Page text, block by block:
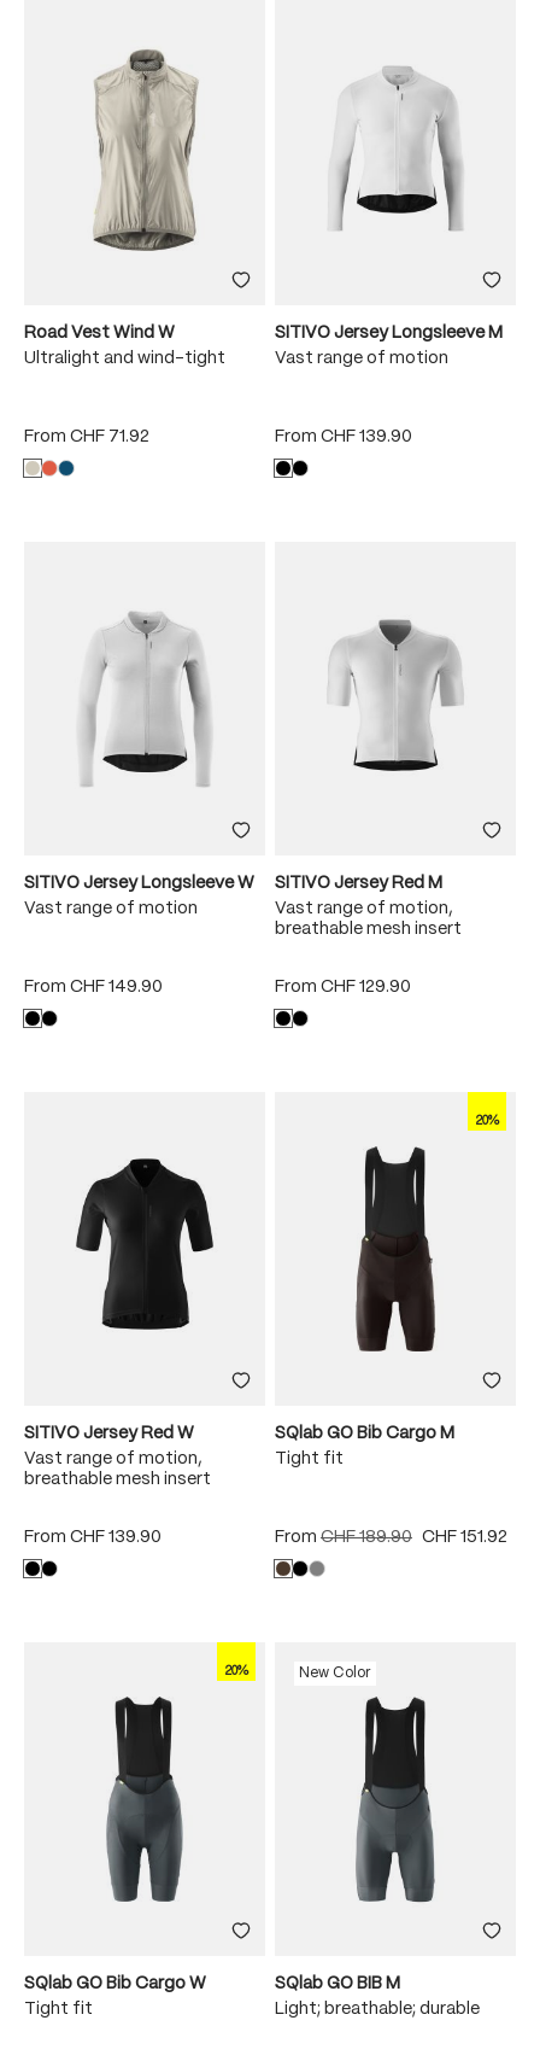
Road Vest Wind W
Ultralight and wind-tight
From CHF 71.92
SITIVO Jersey Longsleeve M
Vast range of motion
From CHF 139.90
SITIVO Jersey Longsleeve W
Vast range of motion
From CHF 149.90
SITIVO Jersey Red M
Vast range of motion,
breathable mesh insert
From CHF 129.90
SITIVO Jersey Red W
Vast range of motion,
breathable mesh insert
From CHF 139.90
20%
SQlab GO Bib Cargo M
Tight fit
From CHF 189.90 CHF 151.92
20%
SQlab GO Bib Cargo W
Tight fit
New Color
SQlab GO BIB M
Light; breathable; durable